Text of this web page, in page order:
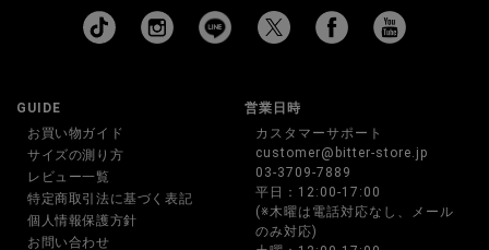
GUIDE
お買い物ガイド
サイズの測り方
レビュー一覧
特定商取引法に基づく表記
個人情報保護方針
お問い合わせ
営業日時
カスタマーサポート
customer@bitter-store.jp
03-3709-7889
平日：12:00-17:00
(※木曜は電話対応なし、メール
のみ対応)